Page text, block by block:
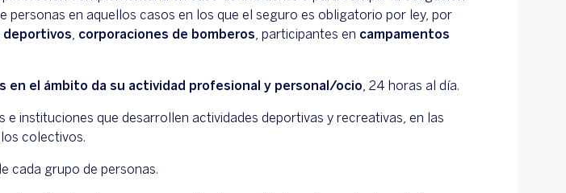
personas en aquellos casos en los que el seguro es obligatorio por ley, por
, corporaciones de bomberos, participantes en campamentos
en el ámbito da su actividad profesional y personal/ocio, 24 horas al día.
e instituciones que desarrollen actividades deportivas y recreativas, en las
colectivos.
cada grupo de personas.